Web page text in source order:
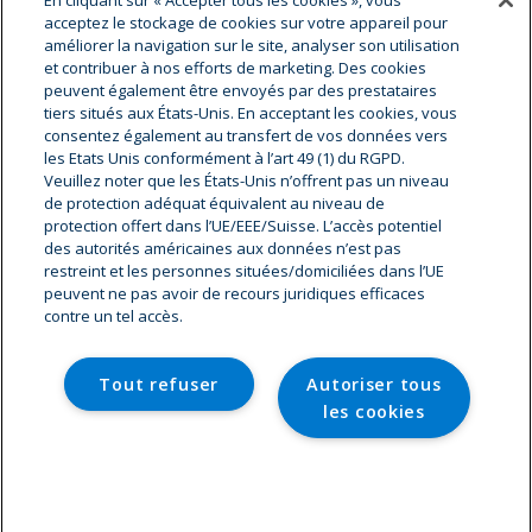
Cryostar Groupe
Notre histoire
Nos valeurs
Cryostar à travers le monde
Innovation
Carrière & offres d'emplois
acceptez le stockage de cookies sur votre appareil pour
améliorer la navigation sur le site, analyser son utilisation
et contribuer à nos efforts de marketing. Des cookies
peuvent également être envoyés par des prestataires
tiers situés aux États-Unis. En acceptant les cookies, vous
consentez également au transfert de vos données vers
les Etats Unis conformément à l’art 49 (1) du RGPD.
Veuillez noter que les États-Unis n’offrent pas un niveau
de protection adéquat équivalent au niveau de
protection offert dans l’UE/EEE/Suisse. L’accès potentiel
des autorités américaines aux données n’est pas
restreint et les personnes situées/domiciliées dans l’UE
peuvent ne pas avoir de recours juridiques efficaces
contre un tel accès.
Autoriser tous
les cookies
Tout refuser